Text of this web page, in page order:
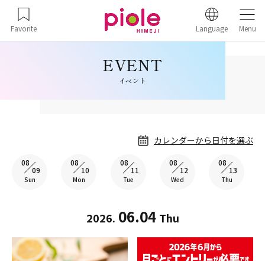
Favorite Language Menu
イベント
カレンダーから日付を選ぶ
08
09
Sun
08
10
Mon
08
11
Tue
08
12
Wed
08
13
Thu
2026. 06.04 Thu